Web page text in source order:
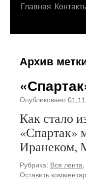
Перейти
Главная
Архив
Опубликовано
Как стало
«Спартак»
Иранеком,
Рубрика: Вся лента,
Оставить